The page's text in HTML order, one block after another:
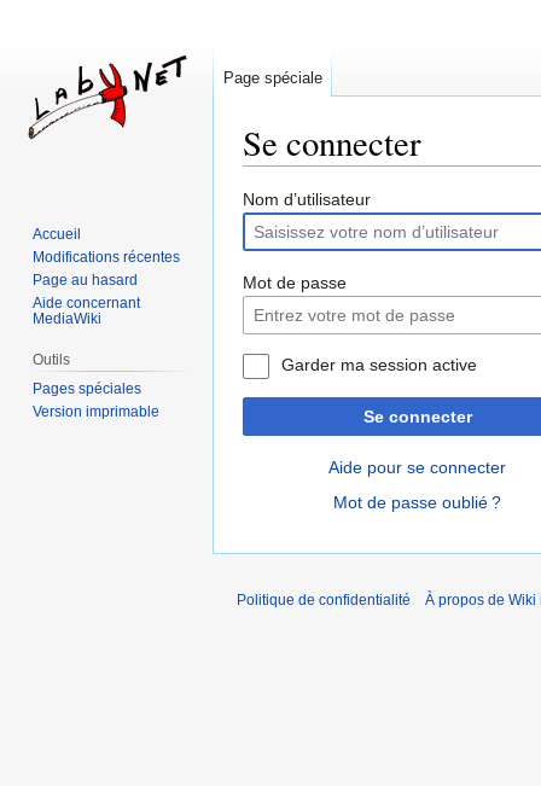
Se connecter
Aller
la
navigation
Aller
la
recherche
Nom d’utilisateur
Mot de passe
Garder ma session active
Se connecter
Aide pour se connecter
Mot de passe oublié ?
Page spéciale
Accueil
Modifications récentes
Page au hasard
Aide concernant
MediaWiki
Outils
Pages spéciales
Version imprimable
Politique de confidentialité À propos de